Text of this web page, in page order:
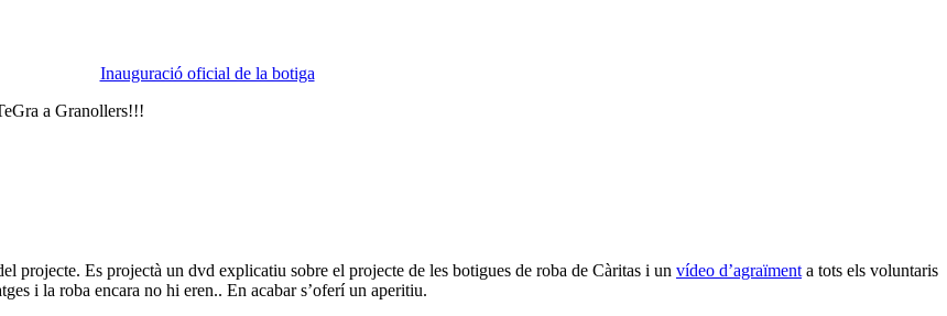
Inauguració oficial de la botiga
a Granollers!!!
projecte. Es projectà un dvd explicatiu sobre el projecte de les botigues de roba de Càritas i un vídeo d’agraïment a tots els voluntaris
i la roba encara no hi eren.. En acabar s’oferí un aperitiu.